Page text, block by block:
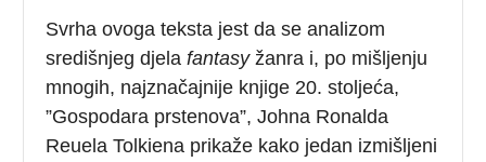
Svrha ovoga teksta jest da se analizom
središnjeg djelafantasyžanra i, po mišljenju
mnogih, najznačajnije knjige 20. stoljeća,
”Gospodara prstenova”, Johna Ronalda
Reuela Tolkiena prikaže kako jedan izmišljeni